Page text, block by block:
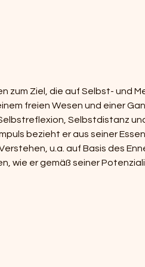
zum Ziel, die auf Selbst- und
freien Wesen und einer
Selbstdistanz
bezieht er aus seiner
u.a. auf Basis des
wie er gemäß seiner